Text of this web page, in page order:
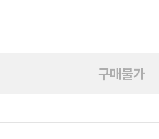
구매불가